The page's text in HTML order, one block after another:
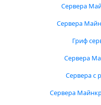
Сервера
Сервера
Гриф
Сервера
Сервера с
Сервера